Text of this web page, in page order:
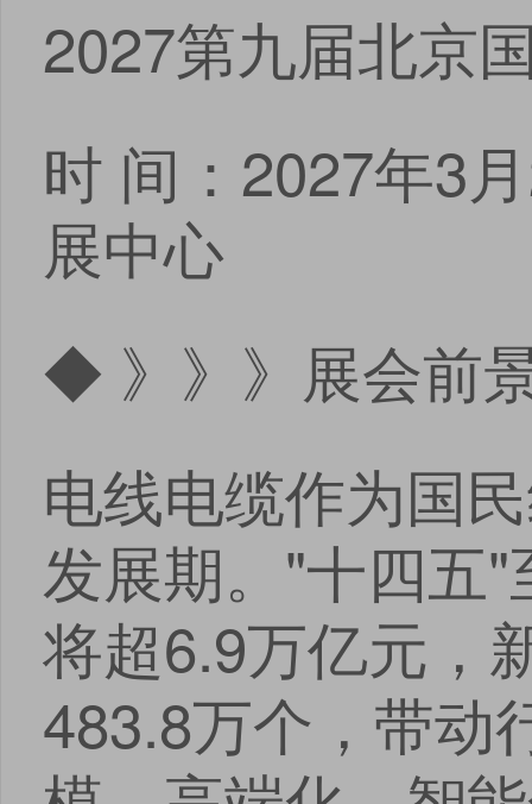
2027第九届北京
时 间：2027年3
展中心
◆ 》》》展会前
电线电缆作为国
发展期。"十四五
将超6.9万亿元，
483.8万个，带动